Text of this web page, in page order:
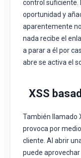
control suficiente.
oportunidad y
aparentemente
nada recibe el
a parar a él por
abre se activa el
XSS
También llamado
provoca por
cliente. Al abrir
puede